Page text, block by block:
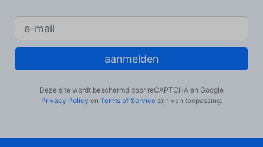
aanmelden
Deze site wordt beschermd door reCAPTCHA en Google
Privacy Policy en Terms of Servicezijn van toepassing.